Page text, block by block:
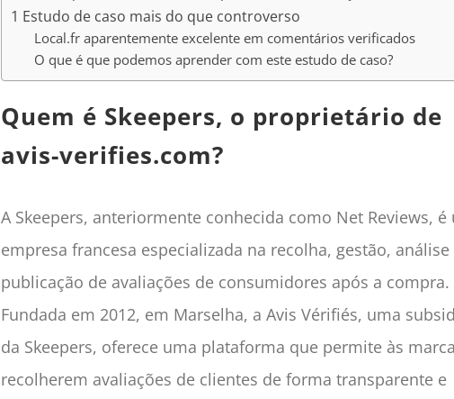
1 Estudo de caso mais do que controverso
Local.fr aparentemente excelente em comentários verificados
O que é que podemos aprender com este estudo de caso?
Quem é Skeepers, o proprietário de
avis-verifies.com?
A Skeepers, anteriormente conhecida como Net Reviews, é
empresa francesa especializada na recolha, gestão, análise
publicação de avaliações de consumidores após a compra.
Fundada em 2012, em Marselha, a Avis Vérifiés, uma
da Skeepers, oferece uma plataforma que permite às
recolherem avaliações de clientes de forma transparente e